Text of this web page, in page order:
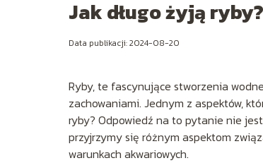
Jak długo żyją
Data publikacji: 2024-08-20
Ryby, te fascynujące stworzenia
zachowaniami. Jednym z aspektów,
ryby? Odpowiedź na to pytanie nie
przyjrzymy się różnym aspektom
warunkach akwariowych.